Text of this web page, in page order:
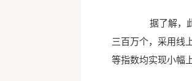
据了解，此
三百万个，采用线
等指数均实现小幅